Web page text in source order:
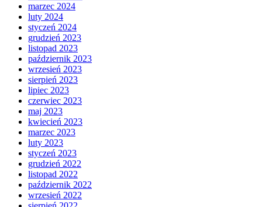
marzec 2024
luty 2024
styczeń 2024
grudzień 2023
listopad 2023
październik 2023
wrzesień 2023
sierpień 2023
lipiec 2023
czerwiec 2023
maj 2023
kwiecień 2023
marzec 2023
luty 2023
styczeń 2023
grudzień 2022
listopad 2022
październik 2022
wrzesień 2022